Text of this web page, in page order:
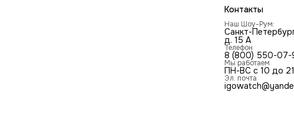
Контакты
Наш Шоу-Рум:
Санкт-
д. 15 А
Телефон
8 (800) 550-07-
Мы работаем
ПН-ВС с 10 до
Эл. почта